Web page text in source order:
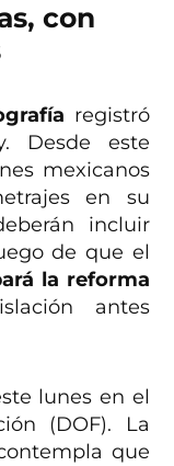
con
registró
Desde este
mexicanos
en su
incluir
de que el
la reforma
antes
lunes en el
(DOF). La
que